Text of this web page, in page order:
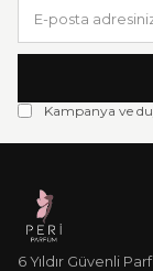
Kampanya ve
6 Yıldır Güvenli